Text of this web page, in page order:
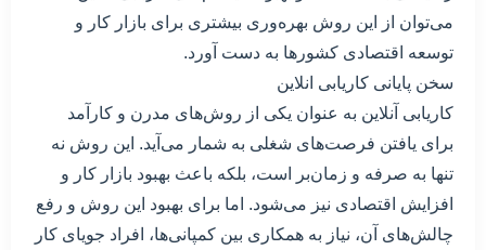
می‌توان از این روش بهره‌وری بیشتری برای بازار کار و
توسعه اقتصادی کشورها به دست آورد.
سخن پایانی کاریابی انلاین
کاریابی آنلاین به عنوان یکی از روش‌های مدرن و کارآمد
برای یافتن فرصت‌های شغلی به شمار می‌آید. این روش نه
تنها به صرفه و زمان‌بر است، بلکه باعث بهبود بازار کار و
افزایش اقتصادی نیز می‌شود. اما برای بهبود این روش و رفع
چالش‌های آن، نیاز به همکاری بین کمپانی‌ها، افراد جویای کار